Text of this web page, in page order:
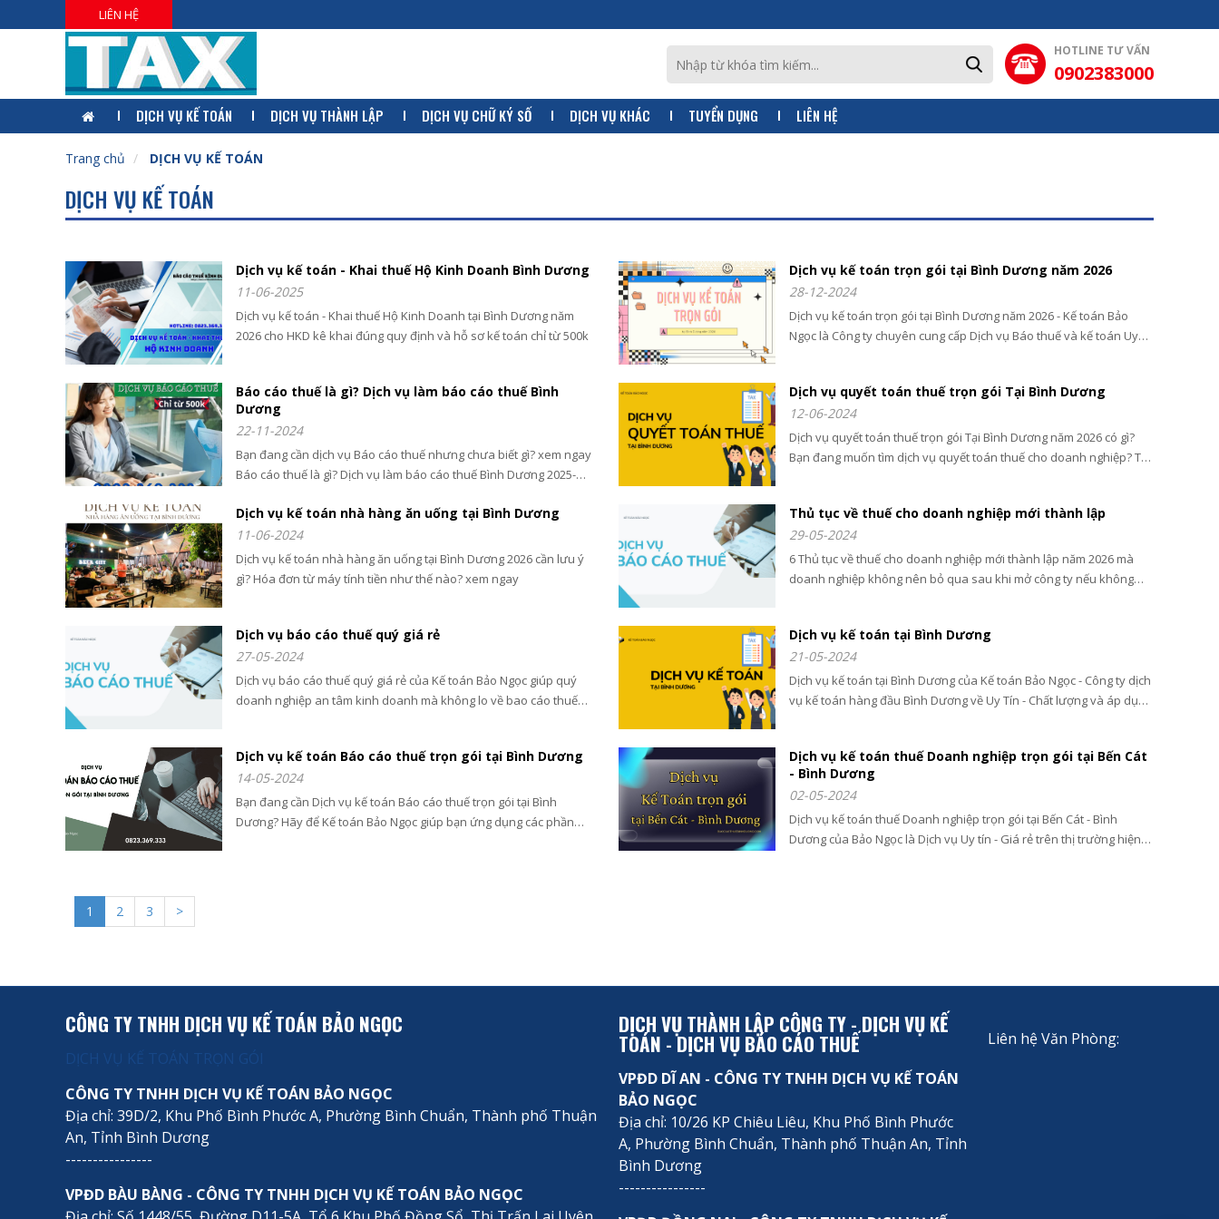
LIÊN HỆ
HOTLINE TƯ VẤN
0902383000
DỊCH VỤ KẾ TOÁN DỊCH VỤ THÀNH LẬP DỊCH VỤ CHỮ KÝ SỐ DỊCH VỤ KHÁC TUYỂN DỤNG LIÊN HỆ
Trang chủ DỊCH VỤ KẾ TOÁN
DỊCH VỤ KẾ TOÁN
Dịch vụ kế toán - Khai thuế Hộ Kinh Doanh Bình Dương
11-06-2025
Dịch vụ kế toán - Khai thuế Hộ Kinh Doanh tại Bình Dương năm
2026 cho HKD kê khai đúng quy định và hỗ sơ kế toán chỉ từ 500k
Dịch vụ kế toán trọn gói tại Bình Dương năm 2026
28-12-2024
Dịch vụ kế toán trọn gói tại Bình Dương năm 2026 - Kế toán Bảo
Ngọc là Công ty chuyên cung cấp Dịch vụ Báo thuế và kế toán Uy
Báo cáo thuế là gì? Dịch vụ làm báo cáo thuế Bình
Dương
22-11-2024
Bạn đang cần dịch vụ Báo cáo thuế nhưng chưa biết gì? xem ngay
Báo cáo thuế là gì? Dịch vụ làm báo cáo thuế Bình Dương 2025-
làm báo cáo thuế Bình Dương.
Dịch vụ quyết toán thuế trọn gói Tại Bình Dương
12-06-2024
Dịch vụ quyết toán thuế trọn gói Tại Bình Dương năm 2026 có gì?
Bạn đang muốn tìm dịch vụ quyết toán thuế cho doanh nghiệp? Thì
Dịch vụ kế toán nhà hàng ăn uống tại Bình Dương
11-06-2024
Dịch vụ kế toán nhà hàng ăn uống tại Bình Dương 2026 cần lưu ý
gì? Hóa đơn từ máy tính tiền như thế nào? xem ngay
Thủ tục về thuế cho doanh nghiệp mới thành lập
29-05-2024
6 Thủ tục về thuế cho doanh nghiệp mới thành lập năm 2026 mà
doanh nghiệp không nên bỏ qua sau khi mở công ty nếu không
Dịch vụ báo cáo thuế quý giá rẻ
27-05-2024
Dịch vụ báo cáo thuế quý giá rẻ của Kế toán Bảo Ngọc giúp quý
doanh nghiệp an tâm kinh doanh mà không lo về bao cáo thuế
Dịch vụ kế toán tại Bình Dương
21-05-2024
Dịch vụ kế toán tại Bình Dương của Kế toán Bảo Ngọc - Công ty dịch
vụ kế toán hàng đầu Bình Dương về Uy Tín - Chất lượng và áp dụng
Dịch vụ kế toán Báo cáo thuế trọn gói tại Bình Dương
14-05-2024
Bạn đang cần Dịch vụ kế toán Báo cáo thuế trọn gói tại Bình
Dương? Hãy để Kế toán Bảo Ngọc giúp bạn ứng dụng các phần
Dịch vụ kế toán thuế Doanh nghiệp trọn gói tại Bến Cát
- Bình Dương
02-05-2024
Dịch vụ kế toán thuế Doanh nghiệp trọn gói tại Bến Cát - Bình
Dương của Bảo Ngọc là Dịch vụ Uy tín - Giá rẻ trên thị trường hiện
1 2 3 >
CÔNG TY TNHH DỊCH VỤ KẾ TOÁN BẢO NGỌC
DỊCH VỤ KẾ TOÁN TRỌN GÓI
CÔNG TY TNHH DỊCH VỤ KẾ TOÁN BẢO NGỌC
Địa chỉ: 39D/2, Khu Phố Bình Phước A, Phường Bình Chuẩn, Thành phố Thuận
An, Tỉnh Bình Dương
----------------
VPĐD BÀU BÀNG - CÔNG TY TNHH DỊCH VỤ KẾ TOÁN BẢO NGỌC
DỊCH VỤ THÀNH LẬP CÔNG TY - DỊCH VỤ KẾ
TOÁN - DỊCH VỤ BÁO CÁO THUẾ
VPĐD DĨ AN - CÔNG TY TNHH DỊCH VỤ KẾ TOÁN
BẢO NGỌC
Địa chỉ: 10/26 KP Chiêu Liêu, Khu Phố Bình Phước
A, Phường Bình Chuẩn, Thành phố Thuận An, Tỉnh
Bình Dương
----------------
Liên hệ Văn Phòng: